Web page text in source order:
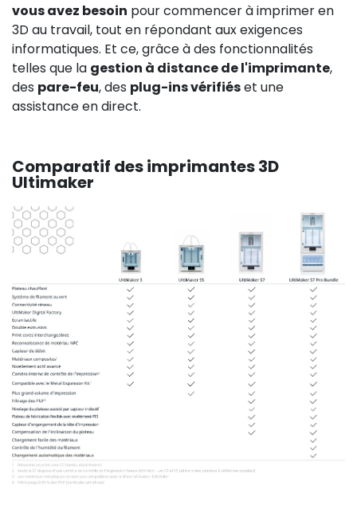
vous avez besoin pour commencer à imprimer en
3D au travail, tout en répondant aux exigences
informatiques. Et ce, grâce à des fonctionnalités
telles que la gestion à distance de l'imprimante,
des pare-feu, des plug-ins vérifiéset une
assistance en direct.
Comparatif des imprimantes 3D
Ultimaker